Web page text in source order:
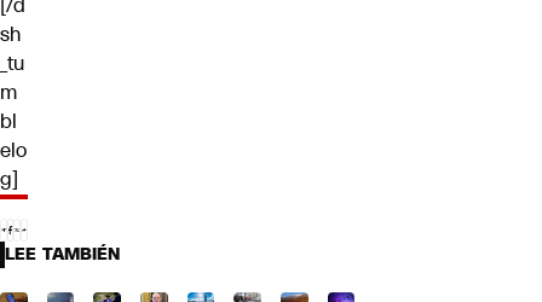
sh
_tu
m
bl
elo
g]
LEE TAMBIÉN